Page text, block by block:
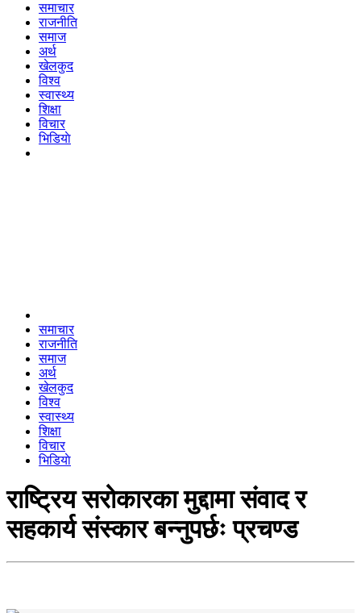
समाचार
राजनीति
समाज
अर्थ
खेलकुद
विश्व
स्वास्थ्य
शिक्षा
विचार
भिडियाे
समाचार
राजनीति
समाज
अर्थ
खेलकुद
विश्व
स्वास्थ्य
शिक्षा
विचार
भिडियाे
राष्ट्रिय सरोकारका मुद्दामा संवाद र
सहकार्य संस्कार बन्नुपर्छः प्रचण्ड